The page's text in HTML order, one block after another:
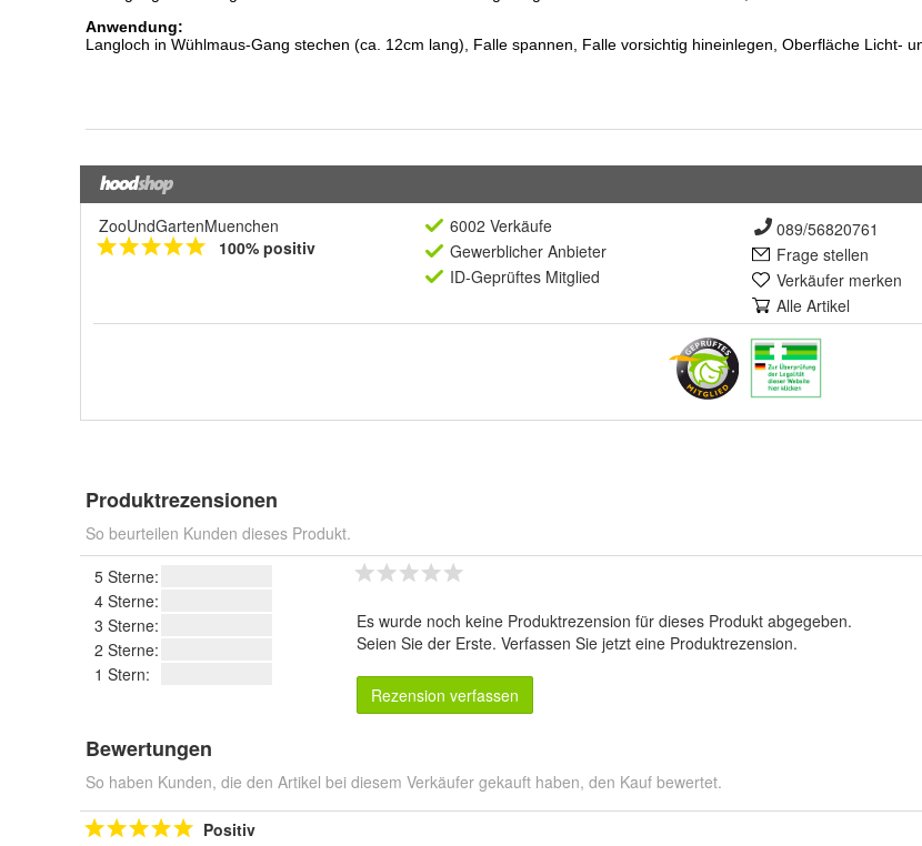
ZooUndGartenMuenchen
100% positiv
6002 Verkäufe
Gewerblicher Anbieter
ID-Geprüftes Mitglied
089/56820761
Frage stellen
Verkäufer merken
Alle Artikel
Produktrezensionen
So beurteilen Kunden dieses Produkt.
5 Sterne:
4 Sterne:
3 Sterne:
2 Sterne:
1 Stern:
Es wurde noch keine Produktrezension für dieses Produkt abgegeben.
Seien Sie der Erste. Verfassen Sie jetzt eine Produktrezension.
Rezension verfassen
Bewertungen
So haben Kunden, die den Artikel bei diesem Verkäufer gekauft haben, den Kauf bewertet.
Positiv